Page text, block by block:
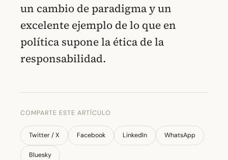
un cambio de paradigma y un
excelente ejemplo de lo que en
política supone la ética de la
responsabilidad.
COMPARTE ESTE ARTÍCULO
Twitter / X Facebook LinkedIn WhatsApp
Bluesky